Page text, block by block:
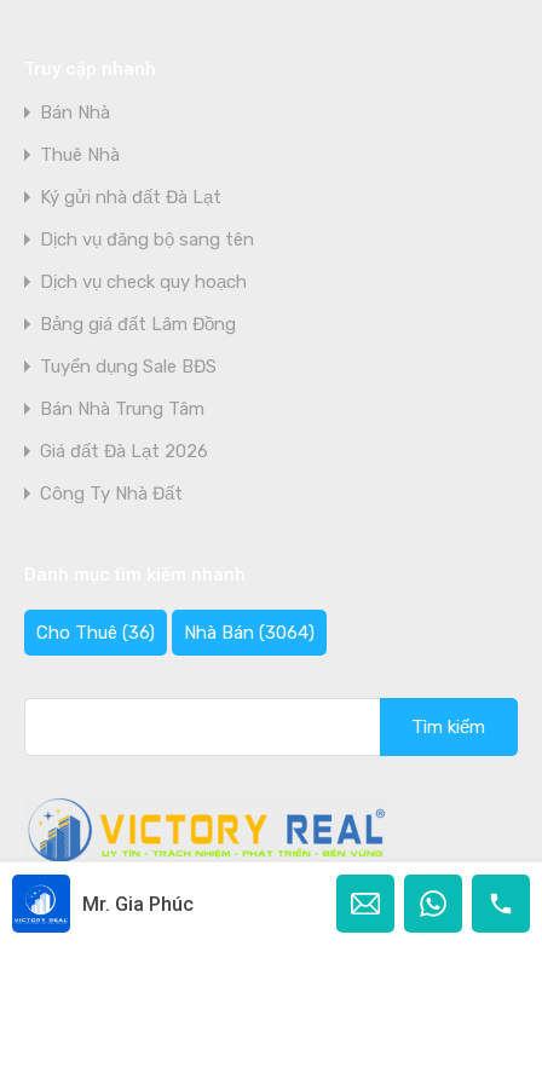
Bán Nhà
Thuê Nhà
Ký gửi nhà đất Đà Lạt
Dịch vụ đăng bộ sang tên
Dịch vụ check quy hoạch
Bảng giá đất Lâm Đồng
Tuyển dụng Sale BĐS
Bán Nhà Trung Tâm
Giá đất Đà Lạt 2026
Công Ty Nhà Đất
Cho Thuê (36) Nhà Bán (3064)
kiếm
cho:
Copyright © 2020 - 2026 Bán nhà Đà Lạt Ghi rõ nguồn
Mr. Gia Phúc